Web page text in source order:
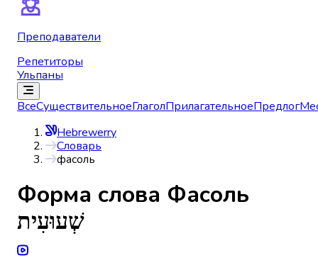
Преподаватели
Репетиторы
Ульпаны
ВсеСуществительноеГлаголПрилагательноеПредлог
Hebrewerry
Словарь
фасоль
Форма слова Фасоль
שְׁעוּעִית